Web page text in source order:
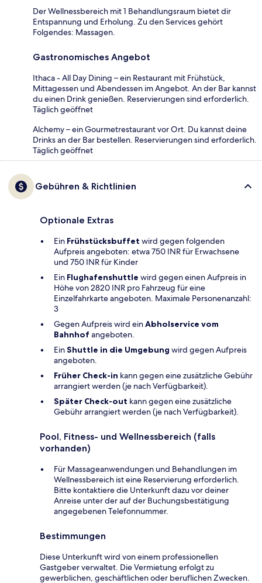
Der Wellnessbereich mit 1 Behandlungsraum bietet dir
Entspannung und Erholung. Zu den Services gehört
Folgendes: Massagen.
Gastronomisches Angebot
Ithaca - All Day Dining – ein Restaurant mit Frühstück,
Mittagessen und Abendessen im Angebot. An der Bar kannst
du einen Drink genießen. Reservierungen sind erforderlich.
Täglich geöffnet
Alchemy – ein Gourmetrestaurant vor Ort. Du kannst deine
Drinks an der Bar bestellen. Reservierungen sind erforderlich.
Täglich geöffnet
Gebühren & Richtlinien
Optionale Extras
Ein Frühstücksbuffet wird gegen folgenden
Aufpreis angeboten: etwa 750 INR für Erwachsene
und 750 INR für Kinder
Ein Flughafenshuttle wird gegen einen Aufpreis in
Höhe von 2820 INR pro Fahrzeug für eine
Einzelfahrkarte angeboten. Maximale Personenanzahl:
3
Gegen Aufpreis wird einAbholservice vom
Bahnhof angeboten.
EinShuttle in die Umgebung wird gegen Aufpreis
angeboten.
Früher Check-in kann gegen eine zusätzliche Gebühr
arrangiert werden (je nach Verfügbarkeit).
Später Check-out kann gegen eine zusätzliche
Gebühr arrangiert werden (je nach Verfügbarkeit).
Pool, Fitness- und Wellnessbereich (falls
vorhanden)
Für Massageanwendungen und Behandlungen im
Wellnessbereich ist eine Reservierung erforderlich.
Bitte kontaktiere die Unterkunft dazu vor deiner
Anreise unter der auf der Buchungsbestätigung
angegebenen Telefonnummer.
Bestimmungen
Diese Unterkunft wird von einem professionellen
Gastgeber verwaltet. Die Vermietung erfolgt zu
gewerblichen, geschäftlichen oder beruflichen Zwecken.